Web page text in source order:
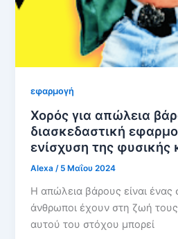
εφαρμογή
Χορός για απώλεια
διασκεδαστική
ενίσχυση της φυσικής
Alexa/ 5 Μαΐου 2024
Η απώλεια βάρους είναι
άνθρωποι έχουν στη ζωή
αυτού του στόχου μπορεί